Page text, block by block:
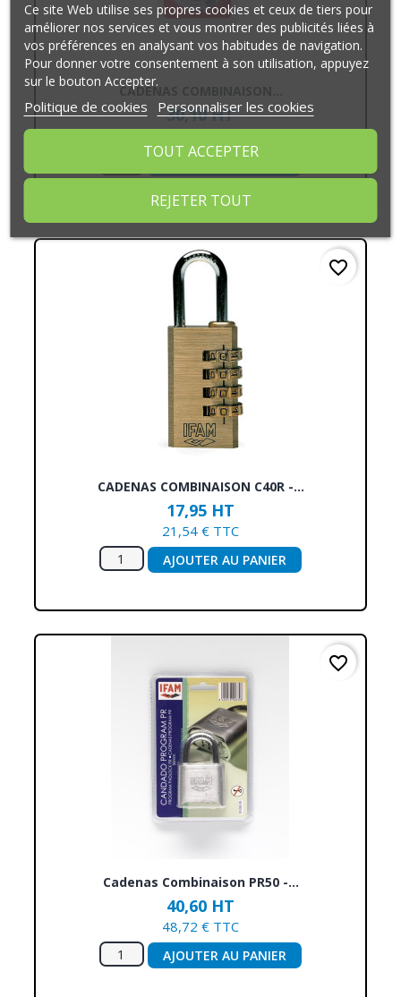
CADENAS COMBINAISON...
30,10 HT
36,12 € TTC
CADENAS COMBINAISON C40R -...
17,95 HT
21,54 € TTC
AJOUTER AU PANIER
favorite_border
Cadenas Combinaison PR50 -...
40,60 HT
48,72 € TTC
AJOUTER AU PANIER
favorite_border
Ce site Web utilise ses propres cookies et ceux de tiers pour
améliorer nos services et vous montrer des publicités liées à
vos préférences en analysant vos habitudes de navigation.
Pour donner votre consentement à son utilisation, appuyez
sur le bouton Accepter.
Politique de cookies Personnaliser les cookies
REJETER TOUT
TOUT ACCEPTER